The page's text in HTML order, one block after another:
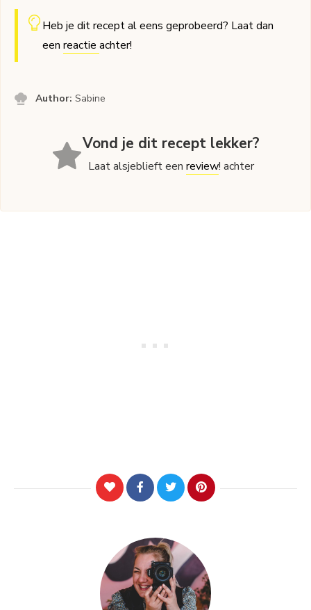
Heb je dit recept al eens geprobeerd? Laat dan
een reactie achter!
Author:Sabine
Vond je dit recept lekker?
Laat alsjeblieft eenreview! achter